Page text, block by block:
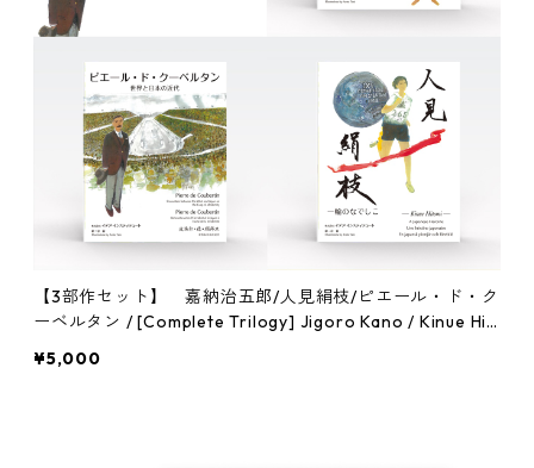
【3部作セット】 嘉納治五郎/人見絹枝/ピエール・ド・ク
ーベルタン / [Complete Trilogy] Jigoro Kano / Kinue Hit
¥5,000